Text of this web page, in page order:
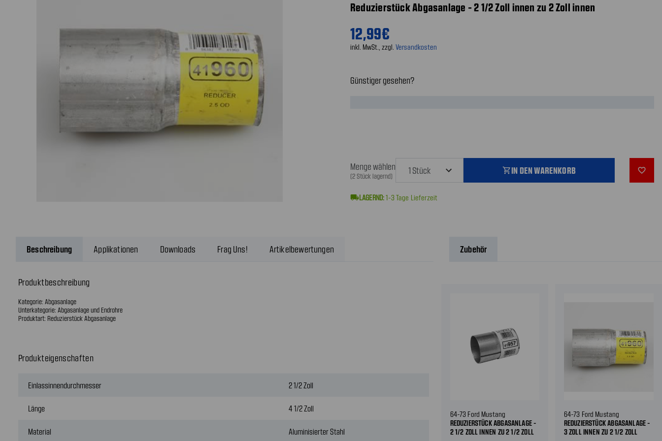
Reduzierstück Abgasanlage - 2 1/2 Zoll innen zu 2 Zoll innen
12,99€
inkl. MwSt., zzgl. Versandkosten
Günstiger gesehen?
Menge wählen
(2 Stück lagernd)
shopping_cartIN DEN WARENKORB favorite_outline
local_shipping 1-3 Tage Lieferzeit
Beschreibung Applikationen Downloads Frag Uns! Artikelbewertungen
Produktbeschreibung
Kategorie: Abgasanlage
Unterkategorie: Abgasanlage und Endrohre
Produktart: Reduzierstück Abgasanlage
Produkteigenschaften
Einlassinnendurchmesser 2 1/2 Zoll
Länge 4 1/2 Zoll
Material Aluminisierter Stahl
Zubehör
64-73 Ford Mustang
REDUZIERSTÜCK ABGASANLAGE -
2 1/2 ZOLL INNEN ZU 2 1/2 ZOLL
64-73 Ford Mustang
REDUZIERSTÜCK ABGASANLAGE -
3 ZOLL INNEN ZU 2 1/2 ZOLL